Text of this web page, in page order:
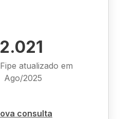
atualizado em
Ago/2025
consulta